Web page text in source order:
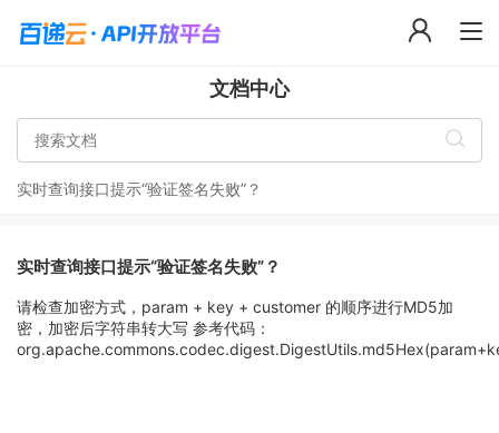
文档中心
实时查询接口提示“验证签名失败”？
实时查询接口提示“验证签名失败”？
请检查加密方式，param + key + customer 的顺序进行MD5加
密，加密后字符串转大写 参考代码：